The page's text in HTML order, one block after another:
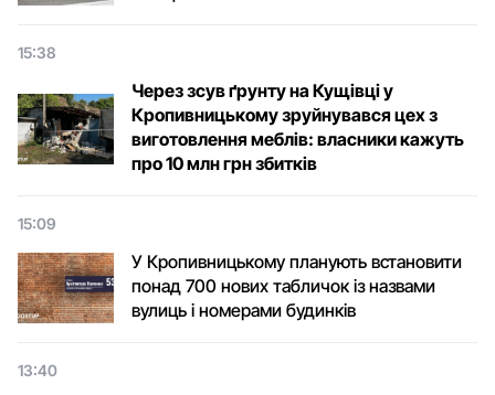
15:38
Через зсув ґрунту на Кущівці у
Кропивницькому зруйнувався цех з
виготовлення меблів: власники кажуть
про 10 млн грн збитків
15:09
У Кропивницькому планують встановити
понад 700 нових табличок із назвами
вулиць і номерами будинків
13:40